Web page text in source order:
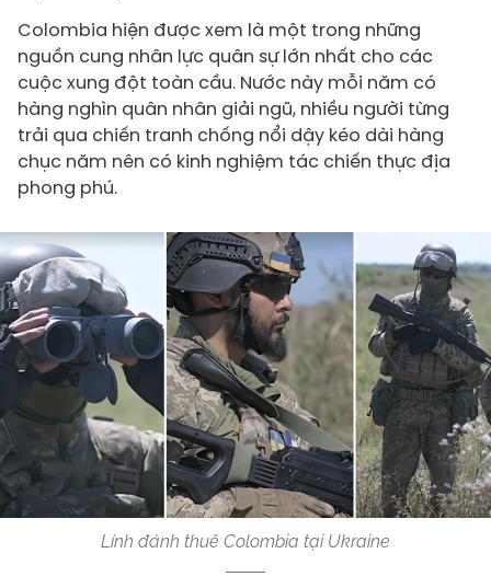
Colombia hiện được xem là một trong những
nguồn cung nhân lực quân sự lớn nhất cho các
cuộc xung đột toàn cầu. Nước này mỗi năm có
hàng nghìn quân nhân giải ngũ, nhiều người từng
trải qua chiến tranh chống nổi dậy kéo dài hàng
chục năm nên có kinh nghiệm tác chiến thực địa
phong phú.
Lính đánh thuê Colombia tại Ukraine